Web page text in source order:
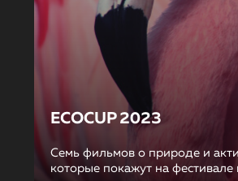
ECOCUP 2023
Семь фильмов о природе и
которые покажут на фестивале